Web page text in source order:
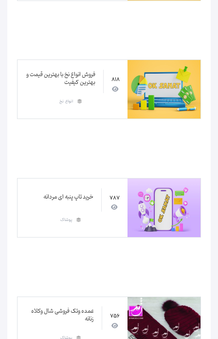
818 فروش انواع نخ با بهترین قیمت و
بهترین کیفیت
انواع نخ
787 خرید تاپ پنبه ای مردانه
پوشاک
756 عمده وتک فروشی شال وکلاه
زنانه